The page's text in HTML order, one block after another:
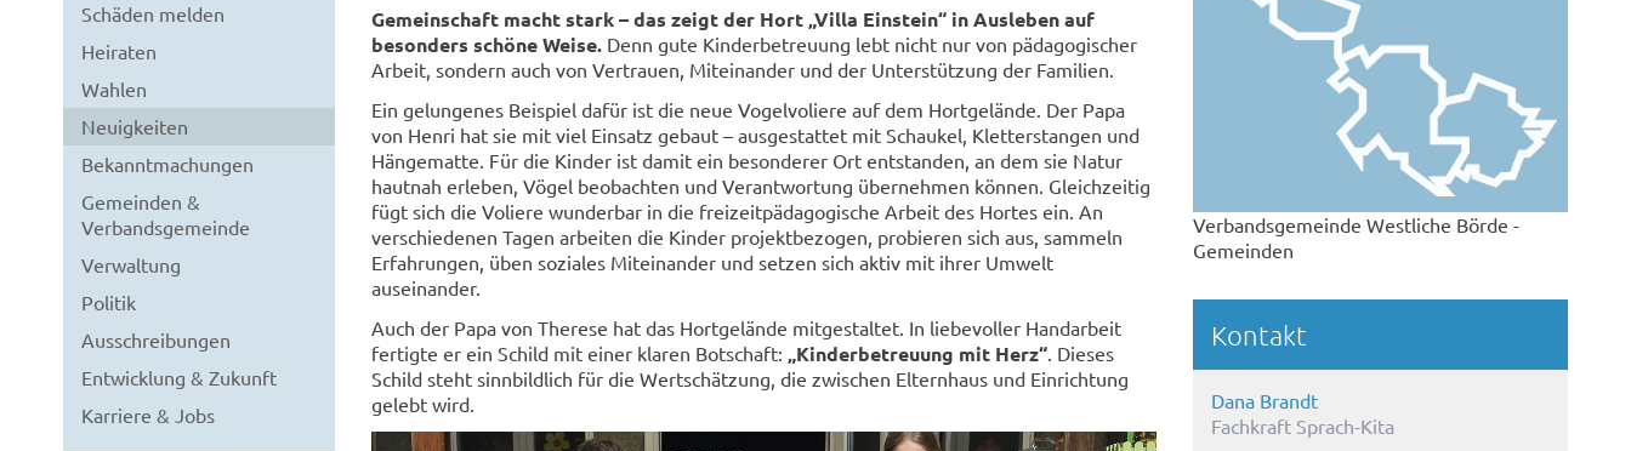
Schäden melden
Heiraten
Wahlen
Neuigkeiten
Bekanntmachungen
Gemeinden &
Verbandsgemeinde
Verwaltung
Politik
Ausschreibungen
Entwicklung & Zukunft
Karriere & Jobs
Gemeinschaft macht stark – das zeigt der Hort „Villa Einstein“ in Ausleben auf
besonders schöne Weise. Denn gute Kinderbetreuung lebt nicht nur von pädagogischer
Arbeit, sondern auch von Vertrauen, Miteinander und der Unterstützung der Familien.
Ein gelungenes Beispiel dafür ist die neue Vogelvoliere auf dem Hortgelände. Der Papa
von Henri hat sie mit viel Einsatz gebaut – ausgestattet mit Schaukel, Kletterstangen und
Hängematte. Für die Kinder ist damit ein besonderer Ort entstanden, an dem sie Natur
hautnah erleben, Vögel beobachten und Verantwortung übernehmen können. Gleichzeitig
fügt sich die Voliere wunderbar in die freizeitpädagogische Arbeit des Hortes ein. An
verschiedenen Tagen arbeiten die Kinder projektbezogen, probieren sich aus, sammeln
Erfahrungen, üben soziales Miteinander und setzen sich aktiv mit ihrer Umwelt
auseinander.
Auch der Papa von Therese hat das Hortgelände mitgestaltet. In liebevoller Handarbeit
fertigte er ein Schild mit einer klaren Botschaft: „Kinderbetreuung mit Herz“. Dieses
Schild steht sinnbildlich für die Wertschätzung, die zwischen Elternhaus und Einrichtung
gelebt wird.
Verbandsgemeinde Westliche Börde -
Gemeinden
Kontakt
Dana Brandt
Fachkraft Sprach-Kita